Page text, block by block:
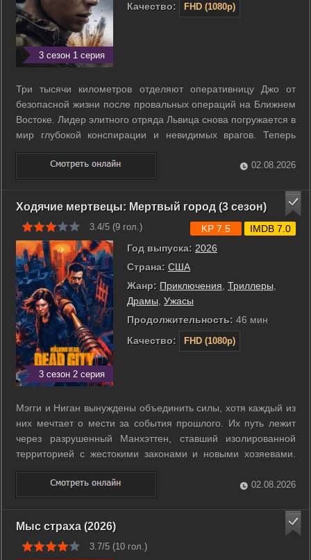
3 сезон 1 серия
Качество: FHD (1080p)
Три тысячи километров отделяют оперативницу Джо от
безопасной жизни после провальных операций на Ближнем
Востоке. Лидер элитного отряда Львица снова погружается в
мир глубокой конспирации и невидимых врагов. Теперь
угроза перестала быть далекой целью разведки, так как она
вплотную подобралась к порогу дома. Джо вынуждена
играть на два фронта, где ...
02.08.2026
Ходячие мертвецы: Мертвый город (3 сезон)
3.4/5 (9 гол.)
3 сезон 2 серия
Год выпуска: 2026
Страна: США
Жанр: Приключения, Триллеры,
Драмы, Ужасы
Продолжительность: 46 мин
Качество:
FHD (1080p)
KP 7.5 IMDB 7.0
Мэгги и Ниган вынуждены объединить силы, хотя каждый из
них мечтает о мести за события прошлого. Их путь лежит
через разрушенный Манхэттен, ставший изолированной
территорией с жестокими законами и новыми хозяевами.
Город превратился в лабиринт из враждующих кланов, где
ресурсы ценятся дороже человеческой жизни. Мэгги
продолжает отчаянную борьбу за ...
02.08.2026
Мыс страха (2026)
3.7/5 (10 гол.)